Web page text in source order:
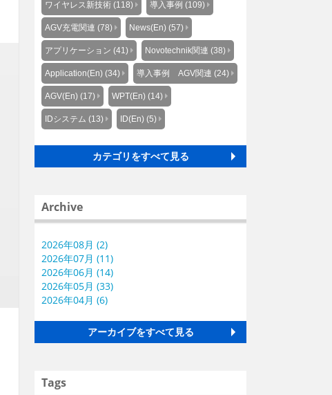
ワイヤレス新技術 (118) 導入事例 (109)
AGV充電関連 (78) News(En) (57)
アプリケーション (41) Novotechnik関連 (38)
Application(En) (34) 導入事例 AGV関連 (24)
AGV(En) (17) WPT(En) (14)
IDシステム (13) ID(En) (5)
カテゴリをすべて見る
Archive
2026年08月 (2)
2026年07月 (11)
2026年06月 (14)
2026年05月 (33)
2026年04月 (6)
アーカイブをすべて見る
Tags